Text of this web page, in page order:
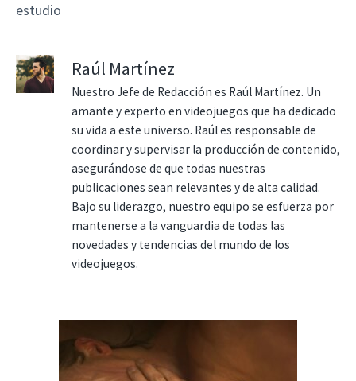
estudio
Raúl Martínez
Nuestro Jefe de Redacción es Raúl Martínez. Un
amante y experto en videojuegos que ha dedicado
su vida a este universo. Raúl es responsable de
coordinar y supervisar la producción de contenido,
asegurándose de que todas nuestras
publicaciones sean relevantes y de alta calidad.
Bajo su liderazgo, nuestro equipo se esfuerza por
mantenerse a la vanguardia de todas las
novedades y tendencias del mundo de los
videojuegos.